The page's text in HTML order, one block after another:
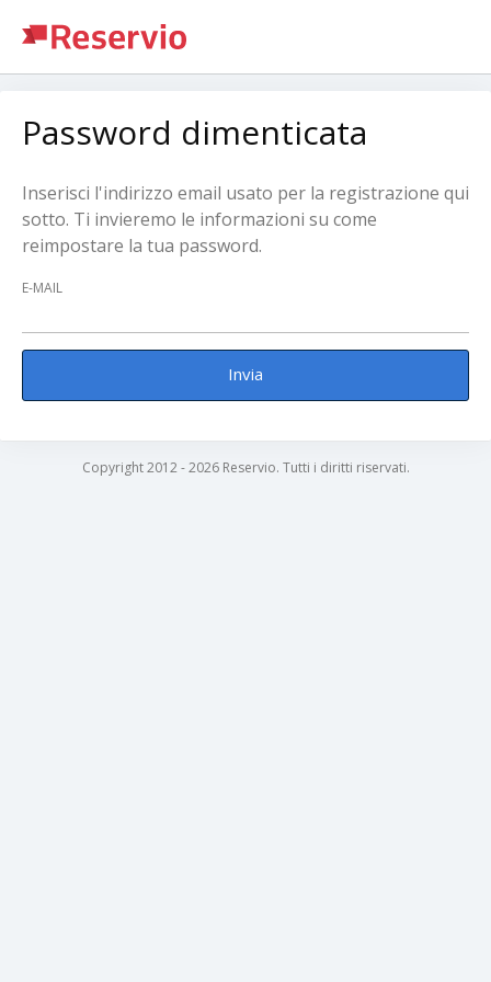
Password dimenticata
Inserisci l'indirizzo email usato per la registrazione qui
sotto. Ti invieremo le informazioni su come
reimpostare la tua password.
E-MAIL
Invia
Copyright 2012 - 2026 Reservio. Tutti i diritti riservati.